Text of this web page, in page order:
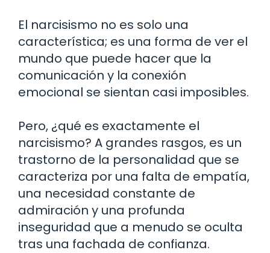
El narcisismo no es solo una
característica; es una forma de ver el
mundo que puede hacer que la
comunicación y la conexión
emocional se sientan casi imposibles.
Pero, ¿qué es exactamente el
narcisismo? A grandes rasgos, es un
trastorno de la personalidad que se
caracteriza por una falta de empatía,
una necesidad constante de
admiración y una profunda
inseguridad que a menudo se oculta
tras una fachada de confianza.